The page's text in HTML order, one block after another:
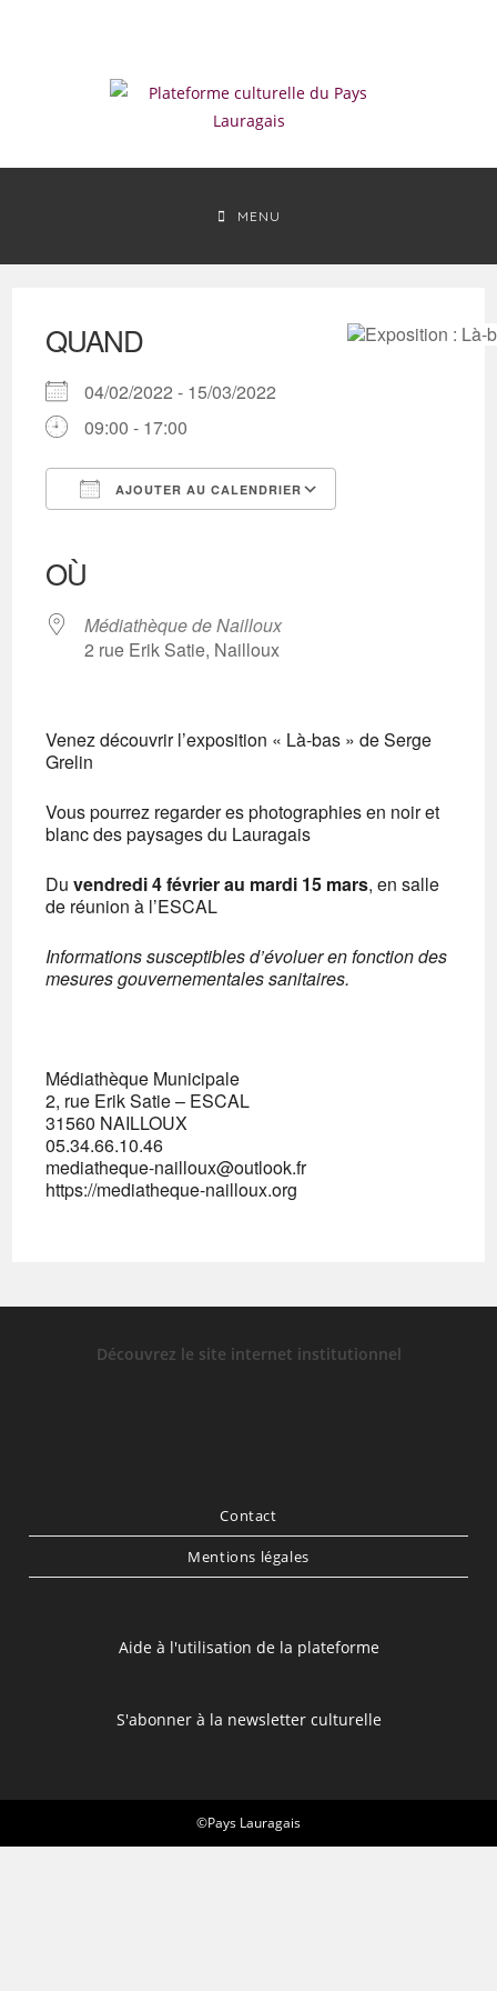
MENU
QUAND
04/02/2022 - 15/03/2022
09:00 - 17:00
AJOUTER AU CALENDRIER
OÙ
Médiathèque de Nailloux
2 rue Erik Satie, Nailloux
Venez découvrir l’exposition « Là-bas » de Serge
Grelin
Vous pourrez regarder es photographies en noir et
blanc des paysages du Lauragais
Duvendredi 4 février au mardi 15 mars, en salle
de réunion à l’ESCAL
Informations susceptibles d’évoluer en fonction des
mesures gouvernementales sanitaires.
Médiathèque Municipale
2, rue Erik Satie – ESCAL
31560 NAILLOUX
05.34.66.10.46
mediatheque-nailloux@outlook.fr
https://mediatheque-nailloux.org
Découvrez le site internet institutionnel
Contact
Mentions légales
Aide à l'utilisation de la plateforme
S'abonner à la newsletter culturelle
©Pays Lauragais